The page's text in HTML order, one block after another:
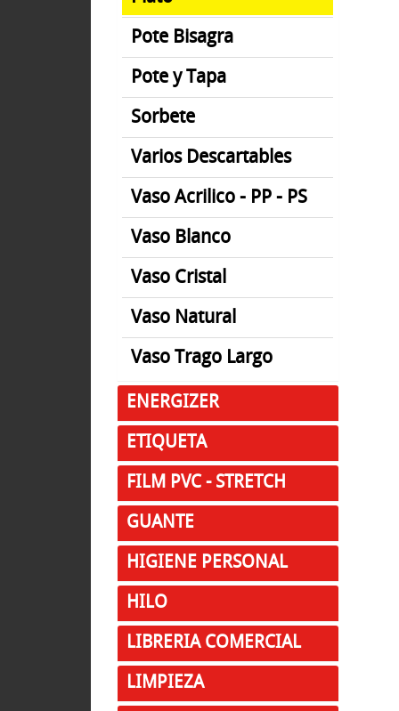
Pote Bisagra
Pote y Tapa
Sorbete
Varios Descartables
Vaso Acrilico - PP - PS
Vaso Blanco
Vaso Cristal
Vaso Natural
Vaso Trago Largo
ENERGIZER
ETIQUETA
FILM PVC - STRETCH
GUANTE
HIGIENE PERSONAL
HILO
LIBRERIA COMERCIAL
LIMPIEZA